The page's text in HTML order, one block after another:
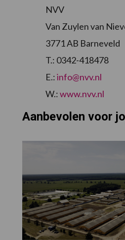
NVV
Van Zuylen van
3771 AB Barneveld
T.: 0342-418478
E.:info@nvv.nl
W.:www.nvv.nl
Aanbevolen voor